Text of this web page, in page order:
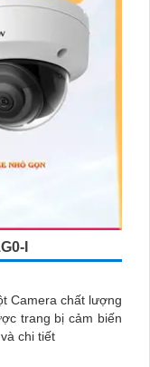
I
Camera chất lượng
và chi tiết